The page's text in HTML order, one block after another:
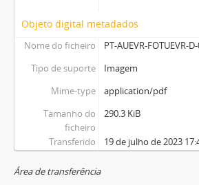
Objeto digital metadados
Nome do ficheiro
PT-AUEVR-FOTUEVR-
Tipo de suporte
Imagem
Mime-type
application/pdf
Tamanho do
ficheiro
290.3 KiB
Transferido 19 de julho de 2023
Área de transferência